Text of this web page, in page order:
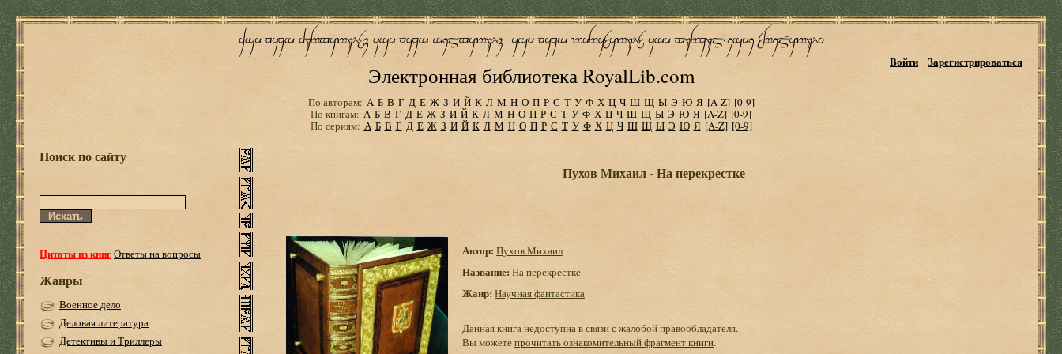
Электронная библиотека RoyalLib.com
Войти Зарегистрироваться
По авторам: А Б В Г Д Е Ж З И Й К Л М Н О П Р С Т У Ф Х Ц Ч Ш Щ Ы Э Ю Я [A-Z] [0-9]
По книгам: А Б В Г Д Е Ж З И Й К Л М Н О П Р С Т У Ф Х Ц Ч Ш Щ Ы Э Ю Я [A-Z] [0-9]
По сериям: А Б В Г Д Е Ж З И Й К Л М Н О П Р С Т У Ф Х Ц Ч Ш Щ Ы Э Ю Я [A-Z] [0-9]
Поиск по сайту
Цитаты из книгОтветы на вопросы
Жанры
Военное дело
Деловая литература
Детективы и Триллеры
Пухов Михаил - На перекрестке
Автор: Пухов Михаил
Название: На перекрестке
Жанр: Научная фантастика
Данная книга недоступна в связи с жалобой правообладателя.
Вы можетепрочитать ознакомительный фрагмент книги.